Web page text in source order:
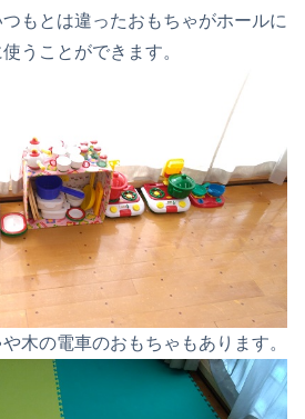
もとは違ったおもちゃがホールに
うことができます。
木の電車のおもちゃもあります。